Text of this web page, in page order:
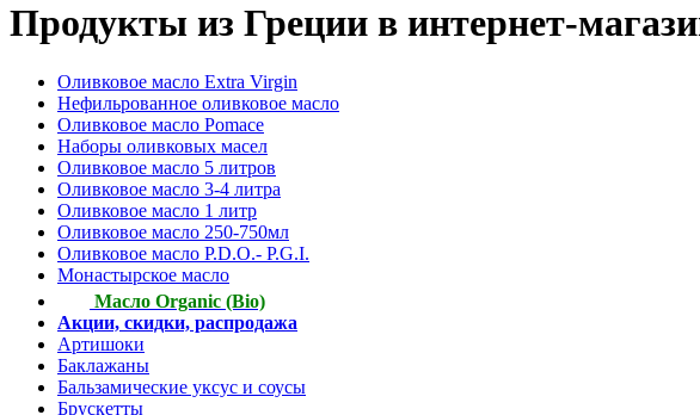
Продукты из Греции в интернет-
Оливковое масло Extra Virgin
Нефильрованное оливковое масло
Оливковое масло Pomace
Наборы оливковых масел
Оливковое масло 5 литров
Оливковое масло 3-4 литра
Оливковое масло 1 литр
Оливковое масло 250-750мл
Оливковое масло P.D.O.- P.G.I.
Монастырское масло
Масло Organic (Bio)
Акции, скидки, распродажа
Артишоки
Баклажаны
Бальзамические уксус и соусы
Брускетты